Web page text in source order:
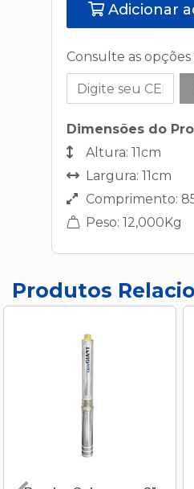
Adicionar
Consulte as
Dimensões do
Altura: 11cm
Largura: 11cm
Comprimento:
Peso: 12,000Kg
Produtos